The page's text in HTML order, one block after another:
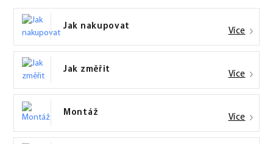
Jak nakupovat Více
Jak změřit Více
Montáž Více